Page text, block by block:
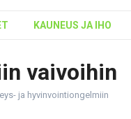
KAUNEUS JA IHO
vaivoihin
ja hyvinvointiongelmiin